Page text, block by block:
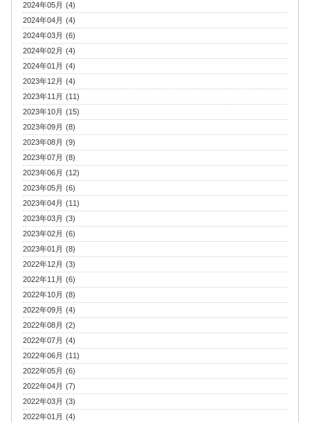
2024年05月 (4)
2024年04月 (4)
2024年03月 (6)
2024年02月 (4)
2024年01月 (4)
2023年12月 (4)
2023年11月 (11)
2023年10月 (15)
2023年09月 (8)
2023年08月 (9)
2023年07月 (8)
2023年06月 (12)
2023年05月 (6)
2023年04月 (11)
2023年03月 (3)
2023年02月 (6)
2023年01月 (8)
2022年12月 (3)
2022年11月 (6)
2022年10月 (8)
2022年09月 (4)
2022年08月 (2)
2022年07月 (4)
2022年06月 (11)
2022年05月 (6)
2022年04月 (7)
2022年03月 (3)
2022年01月 (4)